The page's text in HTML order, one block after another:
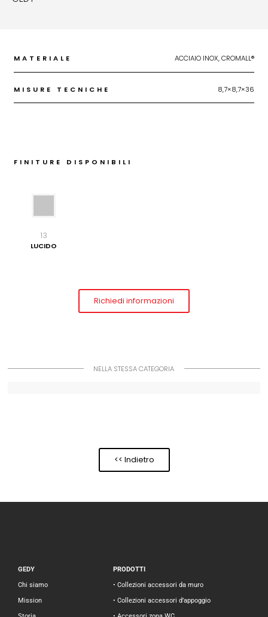
MATERIALE ACCIAIO INOX, CROMALL®
MISURE TECNICHE 8,7×8,7×36
FINITURE DISPONIBILI
13
LUCIDO
Richiedi informazioni
NELLA STESSA CATEGORIA
<< Indietro
GEDY
Chi siamo
Mission
PRODOTTI
• Collezioni accessori da muro
• Collezioni accessori d’appoggio